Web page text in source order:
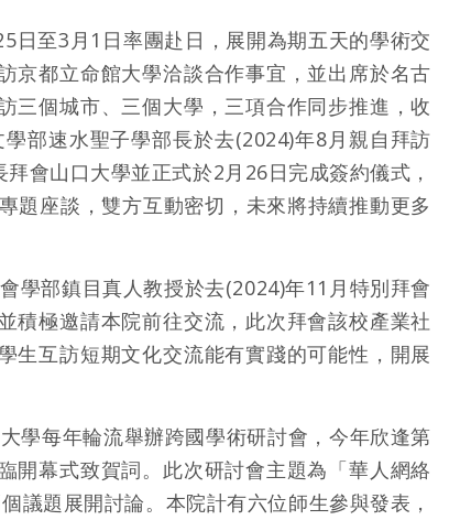
日至3月1日率團赴日，展開為期五天的學術交
京都立命館大學洽談合作事宜，並出席於名古
三個城市、三個大學，三項合作同步推進，收
部速水聖子學部長於去(2024)年8月親自拜訪
會山口大學並正式於2月26日完成簽約儀式，
題座談，雙方互動密切，未來將持續推動更多
學部鎮目真人教授於去(2024)年11月特別拜會
積極邀請本院前往交流，此次拜會該校產業社
生互訪短期文化交流能有實踐的可能性，開展
學每年輪流舉辦跨國學術研討會，今年欣逢第
開幕式致賀詞。此次研討會主題為「華人網絡
議題展開討論。本院計有六位師生參與發表，